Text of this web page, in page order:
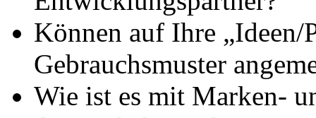
Können auf Ihre „Ideen/
Gebrauchsmuster
Wie ist es mit Marken-